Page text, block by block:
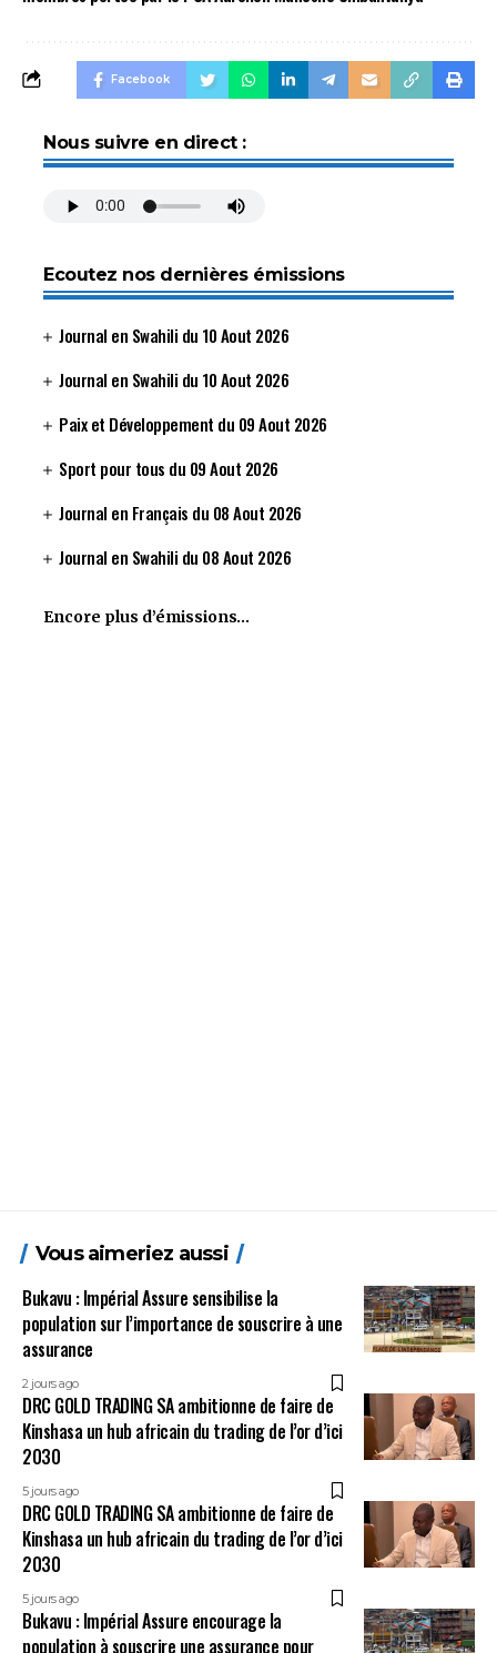
Facebook
Nous suivre en direct :
Ecoutez nos dernières émissions
Journal en Swahili du 10 Aout 2026
Journal en Swahili du 10 Aout 2026
Paix et Développement du 09 Aout 2026
Sport pour tous du 09 Aout 2026
Journal en Français du 08 Aout 2026
Journal en Swahili du 08 Aout 2026
Encore plus d’émissions…
Vous aimeriez aussi
Bukavu : Impérial Assure sensibilise la
population sur l’importance de souscrire à une
assurance
2 jours ago
DRC GOLD TRADING SA ambitionne de faire de
Kinshasa un hub africain du trading de l’or d’ici
2030
5 jours ago
DRC GOLD TRADING SA ambitionne de faire de
Kinshasa un hub africain du trading de l’or d’ici
2030
5 jours ago
Bukavu : Impérial Assure encourage la
population à souscrire une assurance pour